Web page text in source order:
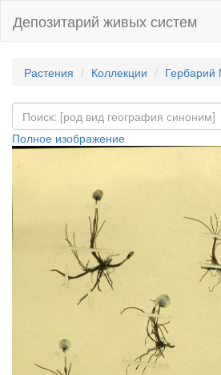
Депозитарий живых систем
Растения Коллекции
Полное изображение